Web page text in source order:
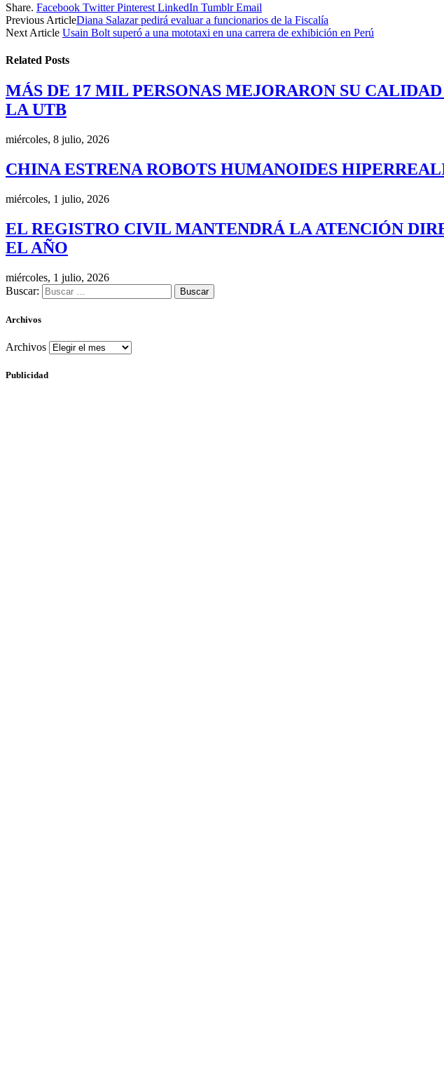
Share. Facebook Twitter Pinterest LinkedIn Tumblr Email
Previous ArticleDiana Salazar pedirá evaluar a funcionarios de la Fiscalía
Next Article Usain Bolt superó a una mototaxi en una carrera de exhibición en Perú
Related Posts
MÁS DE 17 MIL PERSONAS MEJORARON SU
LA UTB
miércoles, 8 julio, 2026
CHINA ESTRENA ROBOTS HUMANOIDES
miércoles, 1 julio, 2026
EL REGISTRO CIVIL MANTENDRÁ LA ATENCIÓN
EL AÑO
miércoles, 1 julio, 2026
Buscar:
Archivos
Archivos
Publicidad